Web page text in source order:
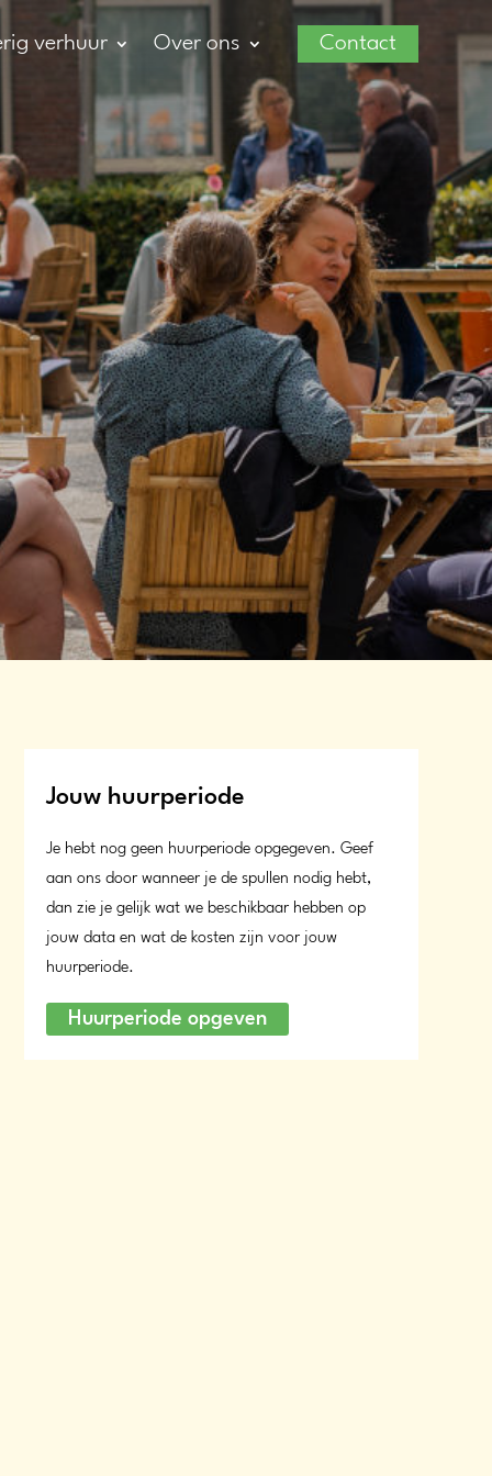
verhuur Over ons Contact
Jouw huurperiode
Je hebt nog geen huurperiode opgegeven. Geef
aan ons door wanneer je de spullen nodig hebt,
dan zie je gelijk wat we beschikbaar hebben op
jouw data en wat de kosten zijn voor jouw
huurperiode.
Huurperiode opgeven